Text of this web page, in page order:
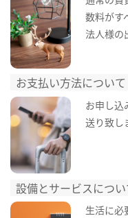
数料がす
法人様の
お支払い方法について
お申し込
送り致し
設備とサービスについ
生活に必